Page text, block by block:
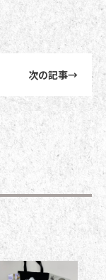
次の記事→